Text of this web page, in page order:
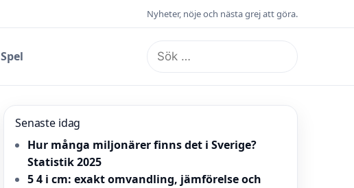
Nyheter, nöje och nästa grej att göra.
Spel
Sök
efter:
Senaste idag
Hur många miljonärer finns det i Sverige?
Statistik 2025
5 4 i cm: exakt omvandling, jämförelse och